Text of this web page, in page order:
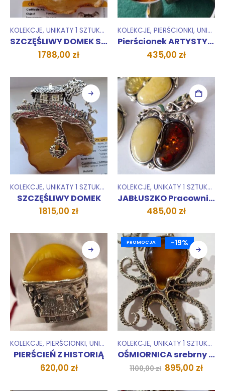
KOLEKCJE, UNIKATY 1 SZTUKA WISIORKI ZAWIESZKI
1788,00 zł
KOLEKCJE,PIERŚCIONKI,UNIKATY 1 SZTUKA
435,00 zł
KOLEKCJE,UNIKATY 1 SZTUKA WISIORKI ZAWIESZKI
SZCZĘŚLIWY DOMEK
1815,00 zł
KOLEKCJE,UNIKATY 1 SZTUKA
JABŁUSZKO Pracowni Sarnie Uroczysko
485,00 zł
KOLEKCJE,PIERŚCIONKI,UNIKATY 1 SZTUKA
PIERŚCIEŃ Z HISTORIĄ
620,00 zł
PROMOCJA -19%
KOLEKCJE,UNIKATY 1 SZTUKA
Pierwotna
895,00 zł